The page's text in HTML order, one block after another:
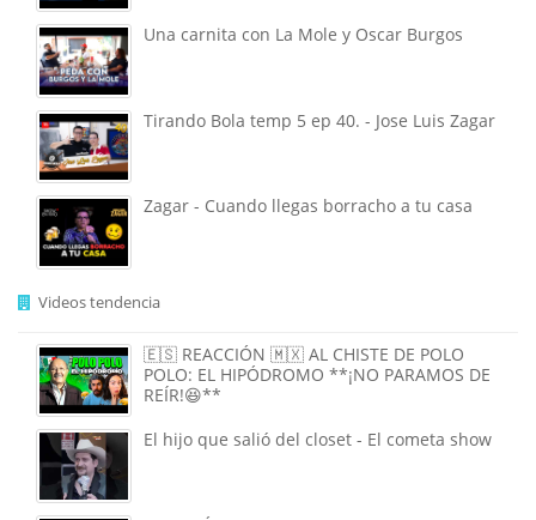
Una carnita con La Mole y Oscar Burgos
Tirando Bola temp 5 ep 40. - Jose Luis Zagar
Zagar - Cuando llegas borracho a tu casa
Videos tendencia
🇪🇸 REACCIÓN 🇲🇽 AL CHISTE DE POLO
POLO: EL HIPÓDROMO **¡NO PARAMOS DE
REÍR!😆**
El hijo que salió del closet - El cometa show